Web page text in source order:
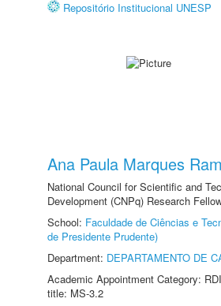
Repositório Institucional UNESP
Ana Paula Marques
National Council for Scientific and
Development (CNPq) Research
School: Faculdade de Ciências e
de Presidente Prudente)
Department: DEPARTAMENTO DE
Academic Appointment Category:
title: MS-3.2